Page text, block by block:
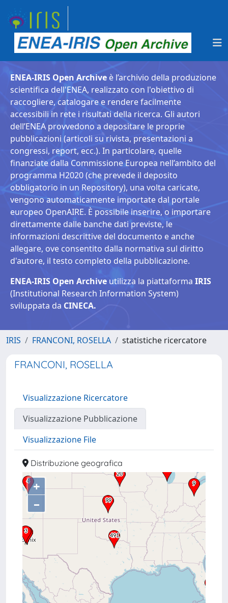
ENEA-IRIS Open Archive è l’archivio della produzione
scientifica dell'ENEA, realizzato con l'obiettivo di
raccogliere, catalogare e rendere facilmente
accessibili in rete i risultati della ricerca. Gli autori
dell’ENEA provvedono a depositare le proprie
pubblicazioni (articoli su rivista, presentazioni a
congressi, report, ecc.). In particolare, quelle
finanziate dalla Commissione Europea nell’ambito del
programma H2020 (che prevede il deposito
obbligatorio in un Repository), una volta caricate,
vengono automaticamente importate dal portale
europeo OpenAIRE. È possibile inserire, o importare
direttamente dalle banche dati previste, le
informazioni descrittive del documento e anche
allegare, ove consentito dalla normativa sul diritto
d'autore, il testo completo della pubblicazione.
ENEA-IRIS Open Archive utilizza la piattaforma IRIS
(Institutional Research Information System)
sviluppata da CINECA.
IRIS FRANCONI, ROSELLA statistiche ricercatore
FRANCONI, ROSELLA
Visualizzazione Ricercatore
Visualizzazione Pubblicazione
Visualizzazione File
Distribuzione geografica
+
–